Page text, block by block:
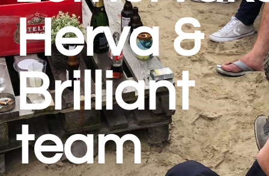
Herva &
Brilliant
team